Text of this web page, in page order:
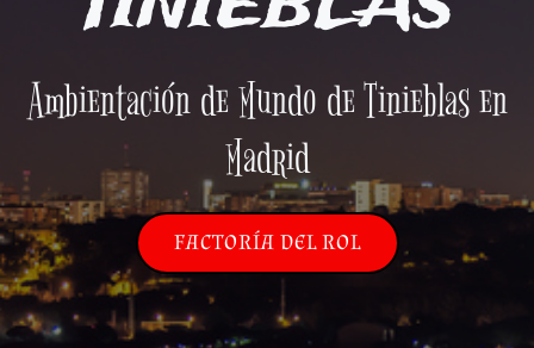
Ambientación de Mundo de Tinieblas en
Madrid
FACTORÍA DEL ROL